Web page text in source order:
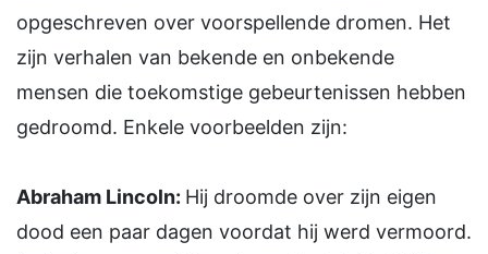
opgeschreven over voorspellende dromen. Het
zijn verhalen van bekende en onbekende
mensen die toekomstige gebeurtenissen hebben
gedroomd. Enkele voorbeelden zijn:
Abraham Lincoln: Hij droomde over zijn eigen
dood een paar dagen voordat hij werd vermoord.